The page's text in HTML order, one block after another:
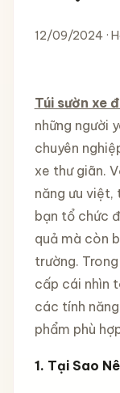
12/09/2024 ·
Túi sườn xe
những người
chuyên
xe thư giãn.
năng ưu việt,
bạn tổ chức
quả mà còn
trường.
cấp cái nhìn
các tính
phẩm phù
1. Tại Sao